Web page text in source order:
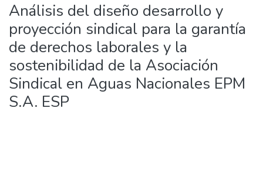
Análisis del diseño desarrollo y
proyección sindical para la garantía
de derechos laborales y la
sostenibilidad de la Asociación
Sindical en Aguas Nacionales EPM
S.A. ESP